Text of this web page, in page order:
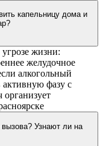
капельницу дома и
жизни:
желудочное
алкогольный
активную фазу с
Узнают ли на